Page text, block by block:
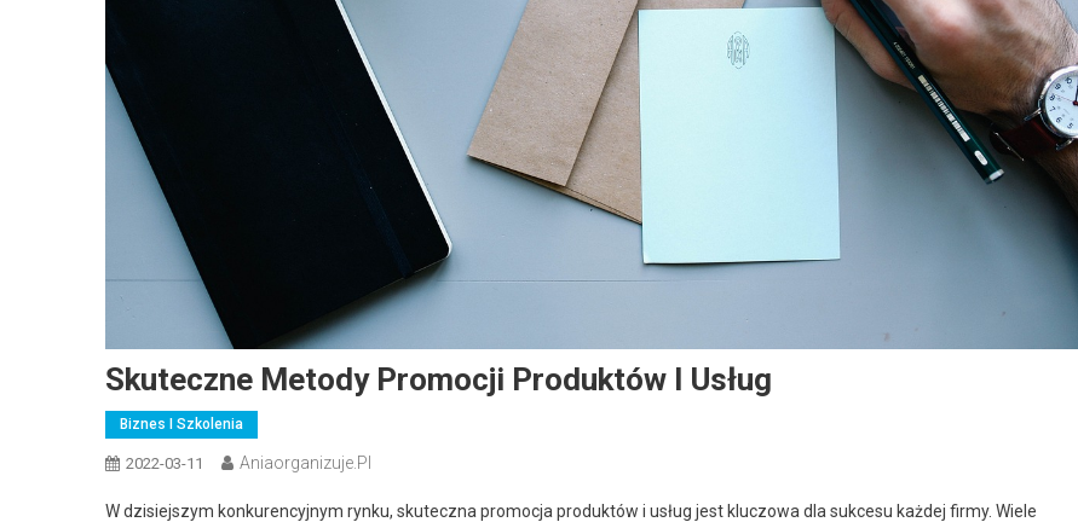
Skuteczne Metody Promocji Produktów I Usług
Biznes I Szkolenia
2022-03-11 Aniaorganizuje.pl
W dzisiejszym konkurencyjnym rynku, skuteczna promocja produktów i usług jest kluczowa dla sukcesu każdej firmy. Wiele